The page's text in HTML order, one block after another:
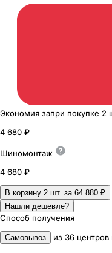
Экономия запри покупке 2
4 680 ₽
Шиномонтаж
4 680 ₽
В корзину 2 шт. за 64 880 ₽
Нашли дешевле?
Способ получения
Самовывоз из 36 центров